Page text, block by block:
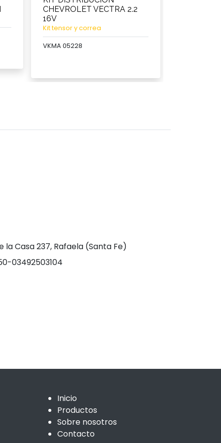
CHEVROLET VECTRA 2.2
16V
Kit tensor y correa
VKMA 05228
la Casa 237, Rafaela (Santa Fe)
03492503104
Inicio
Productos
Sobre nosotros
Contacto